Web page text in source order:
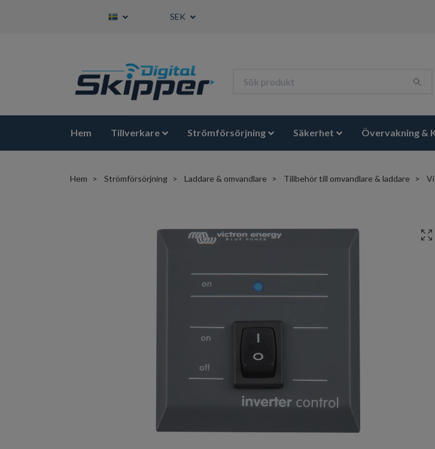
SEK
Hem Tillverkare Strömförsörjning Säkerhet Övervakning &
Hem Strömförsörjning Laddare & omvandlare Tillbehör till omvandlare & laddare